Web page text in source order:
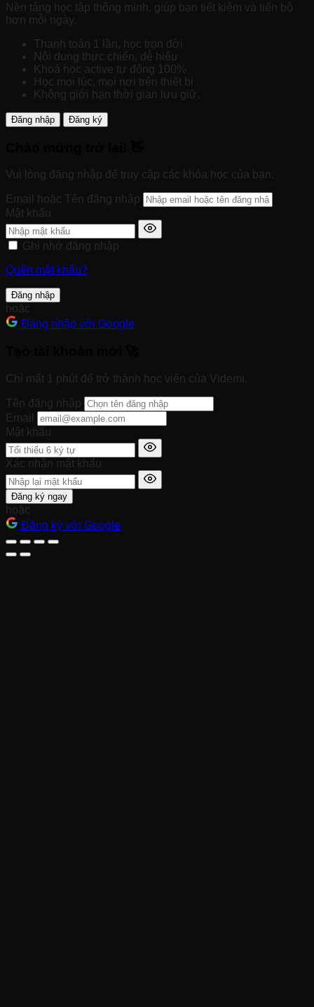
Nền tảng học tập thông minh, giúp bạn tiết kiệm và tiến bộ
hơn mỗi ngày.
Thanh toán 1 lần, học trọn đời
Nội dung thực chiến, dễ hiểu
Khoá học active tự động 100%
Học mọi lúc, mọi nơi trên thiết bị
Không giới hạn thời gian lưu giữ.
Đăng nhập Đăng ký
Vui lòng đăng nhập để truy cập các khóa học của bạn.
Email hoặc Tên đăng nhập
Mật khẩu
Ghi nhớ đăng nhập
Quên mật khẩu?
Đăng nhập
hoặc
Đăng nhập với Google
Chỉ mất 1 phút để trở thành học viên của Videmi.
Tên đăng nhập
Email
Mật khẩu
Xác nhận mật khẩu
Đăng ký ngay
hoặc
Đăng ký với Google